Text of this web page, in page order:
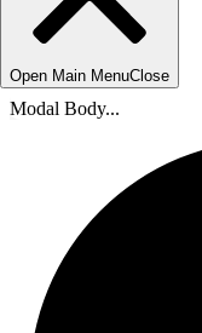
Open Main MenuClose
Modal Body...